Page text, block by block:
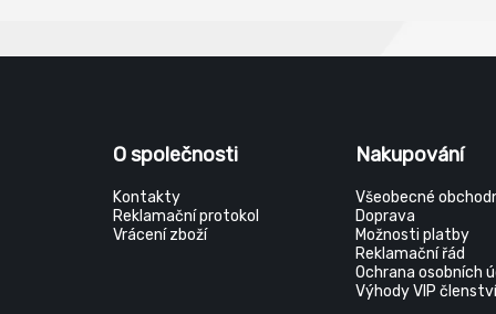
O společnosti
Kontakty
Reklamační protokol
Vrácení zboží
Nakupování
Všeobecné
Doprava
Možnosti platby
Reklamační řád
Ochrana osobních
Výhody VIP